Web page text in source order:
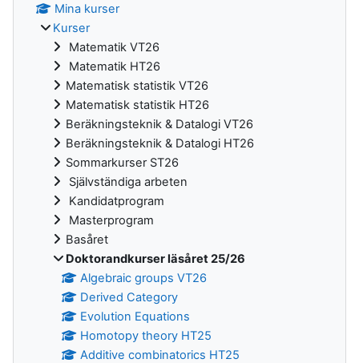
Mina kurser
Kurser
Matematik VT26
Matematik HT26
Matematisk statistik VT26
Matematisk statistik HT26
Beräkningsteknik & Datalogi VT26
Beräkningsteknik & Datalogi HT26
Sommarkurser ST26
Självständiga arbeten
Kandidatprogram
Masterprogram
Basåret
Doktorandkurser läsåret 25/26
Algebraic groups VT26
Derived Category
Evolution Equations
Homotopy theory HT25
Additive combinatorics HT25